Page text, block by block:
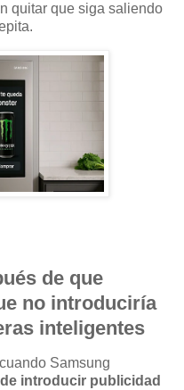
quitar que siga saliendo
de que
no introduciría
inteligentes
cuando Samsung
introducir publicidad